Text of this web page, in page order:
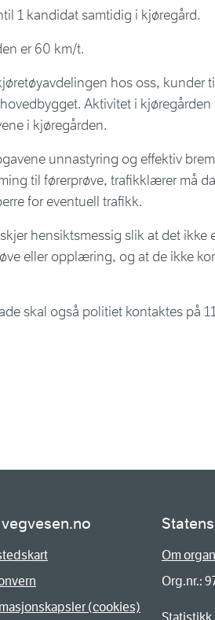
1 kandidat samtidig i kjøregård.
er 60 km/t.
hos oss, kunder
Aktivitet i kjøregården
i kjøregården.
unnastyring og effektiv
til førerprøve, trafikklærer må
for eventuell trafikk.
hensiktsmessig slik at det ikke
eller opplæring, og at de ikke
skal også politiet kontaktes på
(cookies)
Om
Org.nr.: